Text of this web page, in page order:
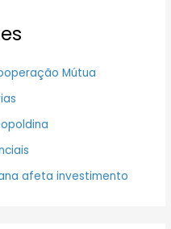
Mútua
afeta investimento